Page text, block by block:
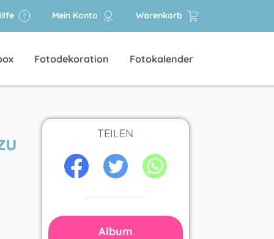
Mein Konto Warenkorb
Fotodekoration Fotokalender
TEILEN
Album